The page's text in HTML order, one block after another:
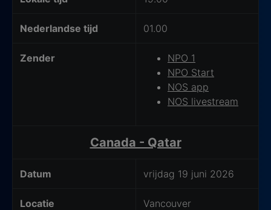
Nederlandse tijd 01.00
Zender
NPO 1
NPO Start
NOS app
NOS livestream
Canada - Qatar
Datum vrijdag 19 juni 2026
Locatie Vancouver